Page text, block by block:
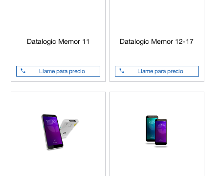
Datalogic Memor 11
Llame para precio
Datalogic Memor 12-17
Llame para precio